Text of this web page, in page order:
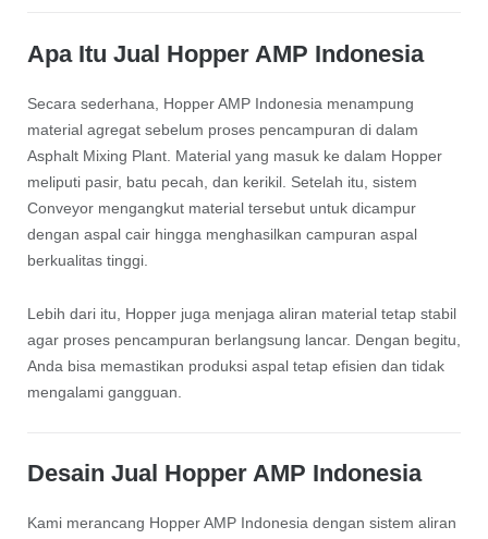
Apa Itu Jual Hopper AMP Indonesia
Secara sederhana, Hopper AMP Indonesia menampung
material agregat sebelum proses pencampuran di dalam
Asphalt Mixing Plant. Material yang masuk ke dalam Hopper
meliputi pasir, batu pecah, dan kerikil. Setelah itu, sistem
Conveyor mengangkut material tersebut untuk dicampur
dengan aspal cair hingga menghasilkan campuran aspal
berkualitas tinggi.
Lebih dari itu, Hopper juga menjaga aliran material tetap stabil
agar proses pencampuran berlangsung lancar. Dengan begitu,
Anda bisa memastikan produksi aspal tetap efisien dan tidak
mengalami gangguan.
Desain Jual Hopper AMP Indonesia
Kami merancang Hopper AMP Indonesia dengan sistem aliran